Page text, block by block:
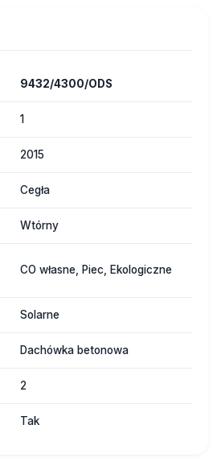
9432/4300/ODS
1
2015
Cegła
Wtórny
CO własne, Piec, Ekologiczne
Solarne
Dachówka betonowa
2
Tak